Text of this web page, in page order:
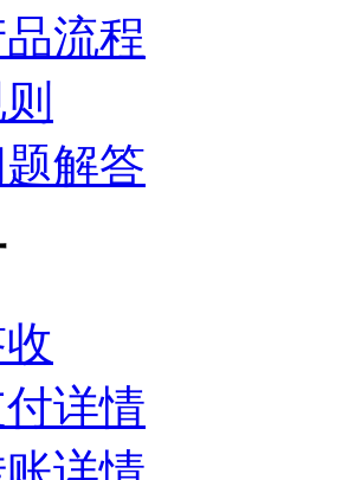
流程
解答
详情